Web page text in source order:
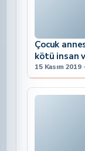
Çocuk
kötü insan
15 Kasım 2019